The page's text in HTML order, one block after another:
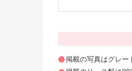
掲載の写真はグレー